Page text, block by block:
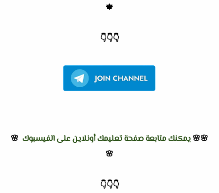
🍁
👇
👇
👇
🌸🌸 يمكنك متابعة صفحة تعليمك أونلاين على الفيسبوك 🌸
🌸
👇
👇
👇